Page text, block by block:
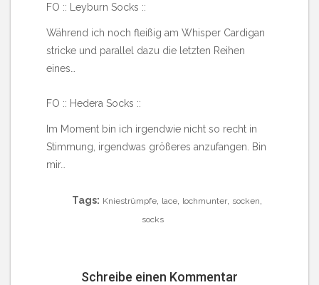
FO :: Leyburn Socks ::
Während ich noch fleißig am Whisper Cardigan
stricke und parallel dazu die letzten Reihen
eines…
FO :: Hedera Socks ::
Im Moment bin ich irgendwie nicht so recht in
Stimmung, irgendwas größeres anzufangen. Bin
mir…
Tags: Kniestrümpfe, lace, lochmunter, socken
socks
Schreibe einen Kommentar